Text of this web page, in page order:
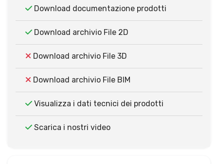
Download documentazione prodotti
Download archivio File 2D
Download archivio File 3D
Download archivio File BIM
Visualizza i dati tecnici dei prodotti
Scarica i nostri video